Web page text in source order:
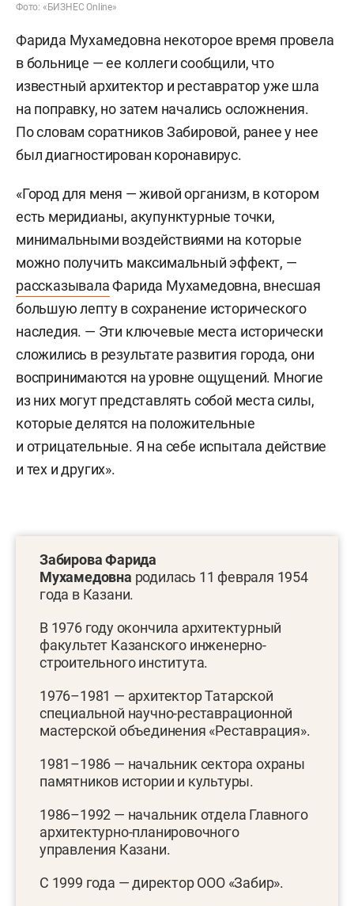
Фото: «БИЗНЕС Online»
Фарида Мухамедовна некоторое время провела
в больнице — ее коллеги сообщили, что
известный архитектор и реставратор уже шла
на поправку, но затем начались осложнения.
По словам соратников Забировой, ранее у нее
был диагностирован коронавирус.
«Город для меня — живой организм, в котором
есть меридианы, акупунктурные точки,
минимальными воздействиями на которые
можно получить максимальный эффект, —
рассказывалаФарида Мухамедовна, внесшая
большую лепту в сохранение исторического
наследия. — Эти ключевые места исторически
сложились в результате развития города, они
воспринимаются на уровне ощущений. Многие
из них могут представлять собой места силы,
которые делятся на положительные
и отрицательные. Я на себе испытала действие
и тех и других».
Забирова Фарида
Мухамедовна родилась 11 февраля 1954
года в Казани.
В 1976 году окончила архитектурный
факультет Казанского инженерно-
строительного института.
1976–1981 — архитектор Татарской
специальной научно-реставрационной
мастерской объединения «Реставрация».
1981–1986 — начальник сектора охраны
памятников истории и культуры.
1986–1992 — начальник отдела Главного
архитектурно-планировочного
управления Казани.
С 1999 года — директор ООО «Забир».